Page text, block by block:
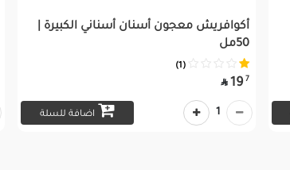
أكوافريش معجون أسنان أسناني الكبيرة |
50مل
(1)
7
19

اضافة للسلة 1